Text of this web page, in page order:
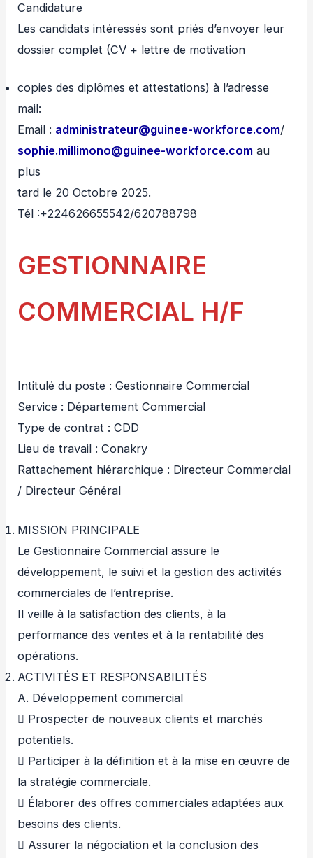
Candidature
Les candidats intéressés sont priés d’envoyer leur
dossier complet (CV + lettre de motivation
copies des diplômes et attestations) à l’adresse
mail:
Email : administrateur@guinee-workforce.com/
sophie.millimono@guinee-workforce.com au
plus
tard le 20 Octobre 2025.
Tél :+224626655542/620788798
GESTIONNAIRE
COMMERCIAL H/F
Intitulé du poste : Gestionnaire Commercial
Service : Département Commercial
Type de contrat : CDD
Lieu de travail : Conakry
Rattachement hiérarchique : Directeur Commercial
/ Directeur Général
MISSION PRINCIPALE
Le Gestionnaire Commercial assure le
développement, le suivi et la gestion des activités
commerciales de l’entreprise.
Il veille à la satisfaction des clients, à la
performance des ventes et à la rentabilité des
opérations.
ACTIVITÉS ET RESPONSABILITÉS
A. Développement commercial
 Prospecter de nouveaux clients et marchés
potentiels.
 Participer à la définition et à la mise en œuvre de
la stratégie commerciale.
 Élaborer des offres commerciales adaptées aux
besoins des clients.
 Assurer la négociation et la conclusion des